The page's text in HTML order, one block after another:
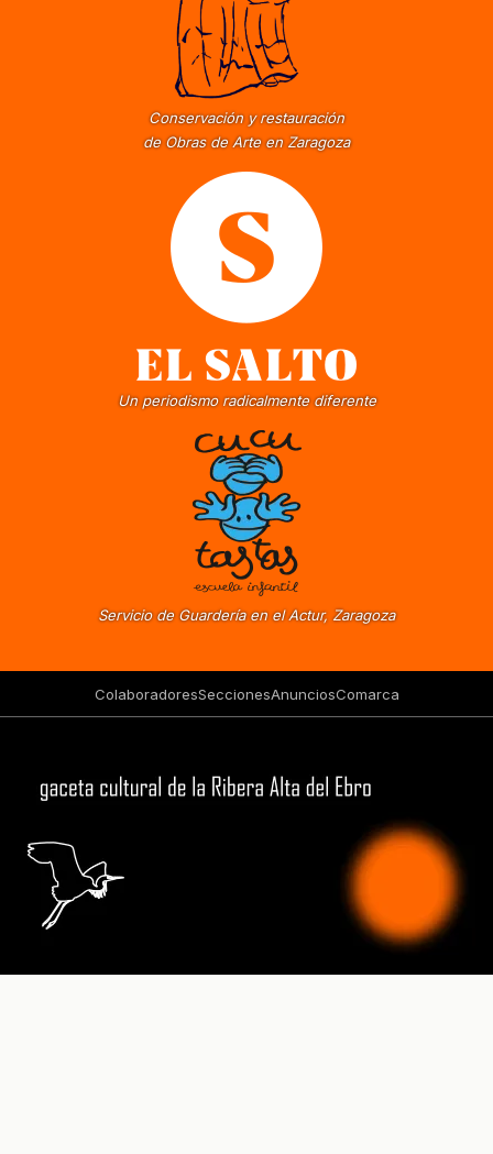
Conservación y restauración
de Obras de Arte en Zaragoza
Un periodismo radicalmente diferente
Servicio de Guardería en el Actur, Zaragoza
ColaboradoresSeccionesAnunciosComarca